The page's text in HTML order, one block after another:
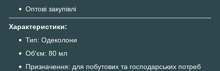
Оптові закупівлі
Характеристики:
Тип: Одеколони
Об'єм: 80 мл
Призначення: для побутових та господарських потреб